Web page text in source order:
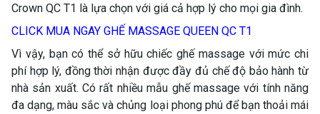
Crown QC T1 là lựa chọn với giá cả hợp lý cho mọi gia đình.
CLICK MUA NGAY GHẾ MASSAGE QUEEN QC T1
Vì vậy, bạn có thể sở hữu chiếc ghế massage với mức chi
phí hợp lý, đồng thời nhận được đầy đủ chế độ bảo hành từ
nhà sản xuất. Có rất nhiều mẫu ghế massage với tính năng
đa dạng, màu sắc và chủng loại phong phú để bạn thoải mái